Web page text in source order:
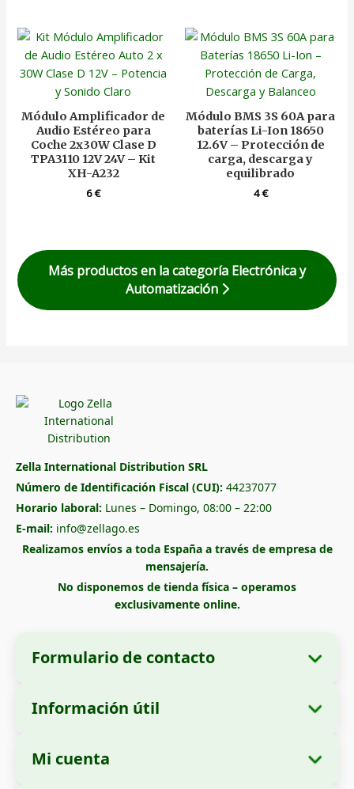
Módulo Amplificador de
Audio Estéreo para
Coche 2x30W Clase D
TPA3110 12V 24V – Kit
XH-A232
6€
Módulo BMS 3S 60A para
baterías Li-Ion 18650
12.6V – Protección de
carga, descarga y
equilibrado
4€
Más productos en la categoría Electrónica y
Automatización
Zella International Distribution SRL
Número de Identificación Fiscal (CUI): 44237077
Horario laboral: Lunes – Domingo, 08:00 – 22:00
E-mail: info@zellago.es
Realizamos envíos a toda España a través de empresa de
mensajería.
No disponemos de tienda física – operamos
exclusivamente online.
Formulario de contacto
Razón social:
SRL
Información útil
Cómo realizar un pedido
Mi cuenta